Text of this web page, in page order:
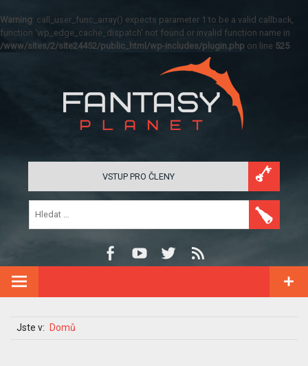
Warning: call_user_func_array() expects parameter 1 to be a valid callback,
function 'wp_edge_cache_dispatch' not found or invalid function name in
/www/sites/2/site24452/public_html/wp-includes/plugin.php on line 525
VSTUP PRO ČLENY
Jste v: Domů